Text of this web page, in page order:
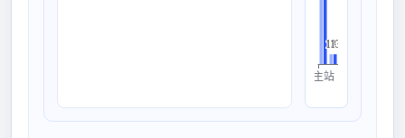
主站
13
13